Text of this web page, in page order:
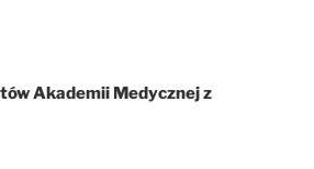
Akademii Medycznej z